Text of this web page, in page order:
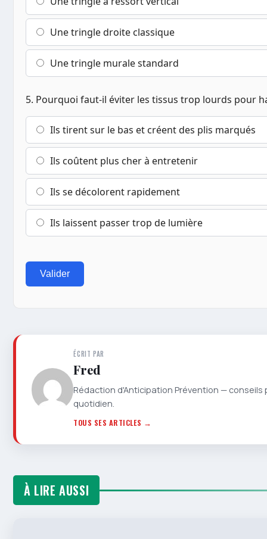
Une tringle droite classique
Une tringle murale standard
5. Pourquoi faut-il éviter les tissus trop lourds pour
Ils tirent sur le bas et créent des plis marqués
Ils coûtent plus cher à entretenir
Ils se décolorent rapidement
Ils laissent passer trop de lumière
Valider
ÉCRIT PAR
Fred
Rédaction d'Anticipation Prévention —
quotidien.
TOUS SES ARTICLES →
À LIRE AUSSI